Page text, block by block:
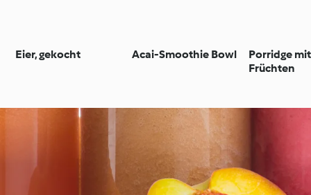
Eier, gekocht Acai-Smoothie Bowl
Porridge
Früchten